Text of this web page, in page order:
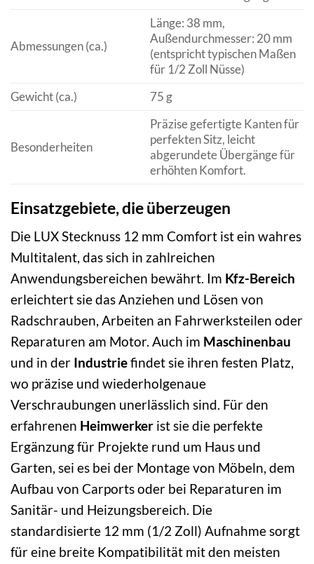
Abmessungen (ca.)
Länge: 38 mm,
Außendurchmesser: 20 mm
(entspricht typischen Maßen
für 1/2 Zoll Nüsse)
Gewicht (ca.)
75 g
Besonderheiten
Präzise gefertigte Kanten für
perfekten Sitz, leicht
abgerundete Übergänge für
erhöhten Komfort.
Einsatzgebiete, die überzeugen
Die LUX Stecknuss 12 mm Comfort ist ein wahres
Multitalent, das sich in zahlreichen
Anwendungsbereichen bewährt. Im Kfz-Bereich
erleichtert sie das Anziehen und Lösen von
Radschrauben, Arbeiten an Fahrwerksteilen oder
Reparaturen am Motor. Auch im Maschinenbau
und in der Industriefindet sie ihren festen Platz,
wo präzise und wiederholgenaue
Verschraubungen unerlässlich sind. Für den
erfahrenen Heimwerker ist sie die perfekte
Ergänzung für Projekte rund um Haus und
Garten, sei es bei der Montage von Möbeln, dem
Aufbau von Carports oder bei Reparaturen im
Sanitär- und Heizungsbereich. Die
standardisierte 12 mm (1/2 Zoll) Aufnahme sorgt
für eine breite Kompatibilität mit den meisten